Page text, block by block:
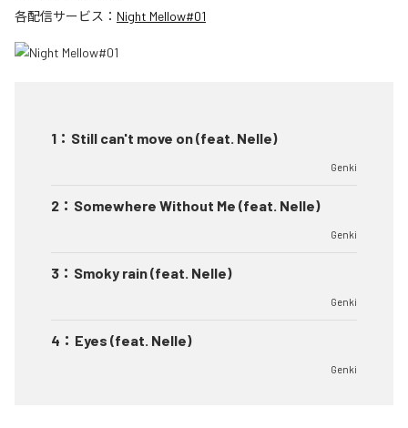
各配信サービス： Night Mellow#01
1 ： Still can't move on (feat. Nelle)
Genki
2 ： Somewhere Without Me (feat. Nelle)
Genki
3 ： Smoky rain (feat. Nelle)
Genki
4 ： Eyes (feat. Nelle)
Genki